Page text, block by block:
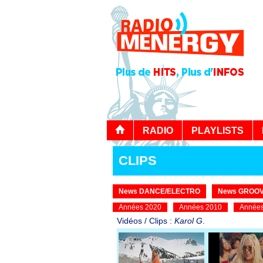
RADIO PLAYLISTS
CLIPS
News DANCE/ELECTRO News
Années 2020
Années 2010
Vidéos / Clips : Karol G